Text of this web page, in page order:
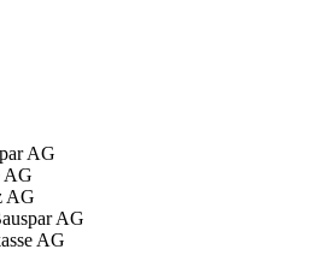
AG
AG
AG
AG
AG